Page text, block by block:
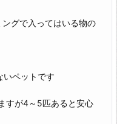
グで入ってはいる物の
いペットです
すが4～5匹あると安心